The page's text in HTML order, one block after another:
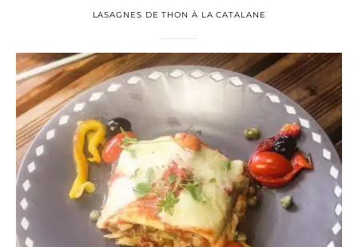
LASAGNES DE THON À LA CATALANE